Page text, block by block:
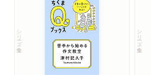
シリーズ・全集 シリーズ・全集